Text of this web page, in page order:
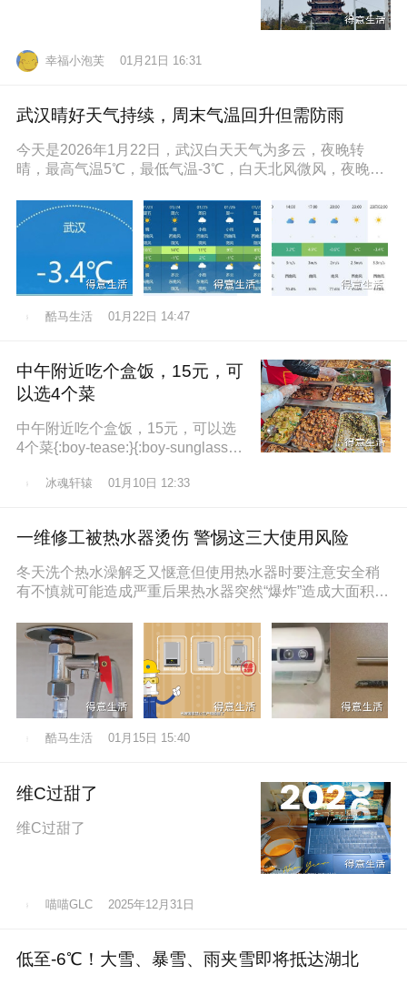
幸福小泡芙 01月21日 16:31
武汉晴好天气持续，周末气温回升但需防雨
今天是2026年1月22日，武汉白天天气为多云，夜晚转
晴，最高气温5℃，最低气温-3℃，白天北风微风，夜晚东
酷马生活 01月22日 14:47
中午附近吃个盒饭，15元，可
以选4个菜
中午附近吃个盒饭，15元，可以选
4个菜{:boy-tease:}{:boy-sunglasse
冰魂轩辕 01月10日 12:33
一维修工被热水器烫伤 警惕这三大使用风险
冬天洗个热水澡解乏又惬意但使用热水器时要注意安全稍
有不慎就可能造成严重后果热水器突然“爆炸”造成大面积烫
酷马生活 01月15日 15:40
维C过甜了
维C过甜了
喵喵GLC 2025年12月31日
低至-6℃！大雪、暴雪、雨夹雪即将抵达湖北